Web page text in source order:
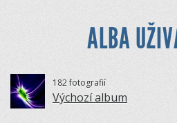
ALBA
182 fotografií
Výchozí album